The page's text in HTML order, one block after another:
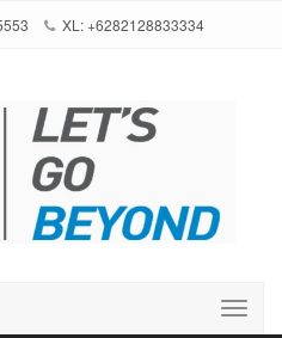
XL: +6282128833334